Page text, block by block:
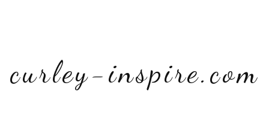
curley-inspire.com